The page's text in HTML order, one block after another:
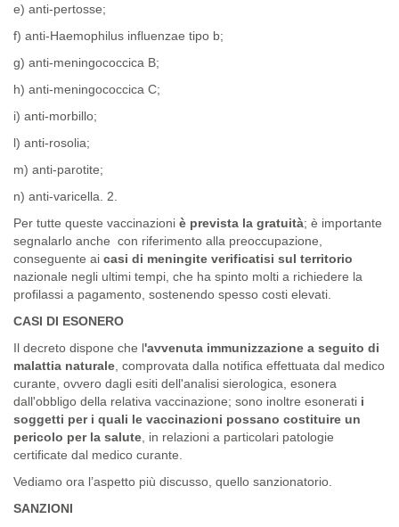
e) anti-pertosse;
f) anti-Haemophilus influenzae tipo b;
g) anti-meningococcica B;
h) anti-meningococcica C;
i) anti-morbillo;
l) anti-rosolia;
m) anti-parotite;
n) anti-varicella. 2.
Per tutte queste vaccinazioni è prevista la gratuità; è importante
segnalarlo anche con riferimento alla preoccupazione,
conseguente ai casi di meningite verificatisi sul territorio
nazionale negli ultimi tempi, che ha spinto molti a richiedere la
profilassi a pagamento, sostenendo spesso costi elevati.
CASI DI ESONERO
Il decreto dispone che l'avvenuta immunizzazione a seguito di
malattia naturale , comprovata dalla notifica effettuata dal medico
curante, ovvero dagli esiti dell'analisi sierologica, esonera
dall'obbligo della relativa vaccinazione; sono inoltre esonerati i
soggetti per i quali le vaccinazioni possano costituire un
pericolo per la salute , in relazioni a particolari patologie
certificate dal medico curante.
Vediamo ora l’aspetto più discusso, quello sanzionatorio.
SANZIONI